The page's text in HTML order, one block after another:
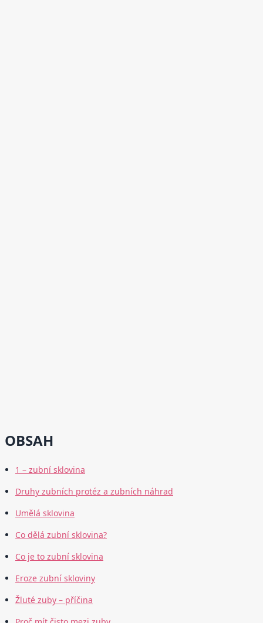
OBSAH
1 – zubní sklovina
Druhy zubních protéz a zubních náhrad
Umělá sklovina
Co dělá zubní sklovina?
Co je to zubní sklovina
Eroze zubní skloviny
Žluté zuby – příčina